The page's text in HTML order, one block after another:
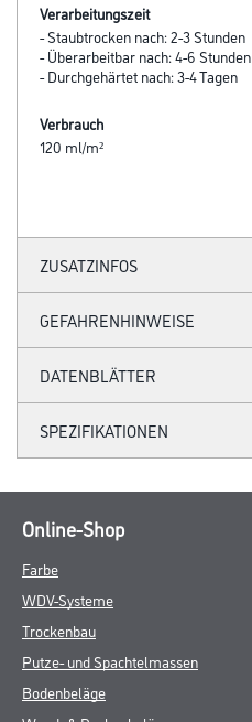
Verarbeitungszeit
- Staubtrocken nach: 2-3 Stunden
- Überarbeitbar nach: 4-6 Stunden
- Durchgehärtet nach: 3-4 Tagen
Verbrauch
120 ml/m²
ZUSATZINFOS
GEFAHRENHINWEISE
DATENBLÄTTER
SPEZIFIKATIONEN
Online-Shop
Farbe
WDV-Systeme
Trockenbau
Putze- und Spachtelmassen
Bodenbeläge